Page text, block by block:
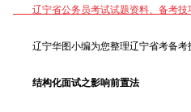
辽宁省公务员考试试题资料、 备考技
辽宁华图小编为您整理辽宁省考备考
结构化面试之影响前置法